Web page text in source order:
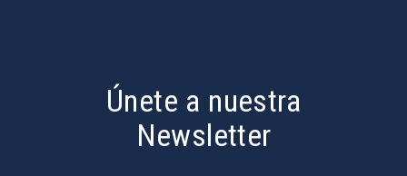
Únete a nuestra
Newsletter